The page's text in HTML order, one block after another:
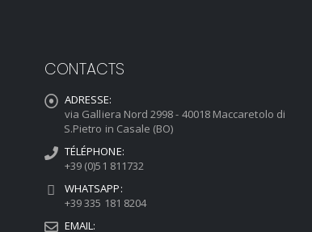
CONTACTS
ADRESSE:
via Galliera Nord 2998 - 40018 Maccaretolo di
S.Pietro in Casale (BO)
TÉLÉPHONE:
+39 (0)51 811732
WHATSAPP:
+39 335 181 8204
EMAIL: